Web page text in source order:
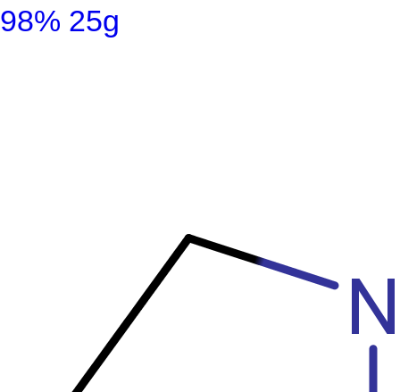
98% 25g